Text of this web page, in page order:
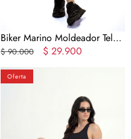
Biker Marino Moldeador Tela
Gruesa
Precio
regular
$ 90.000
Precio
$ 29.900
Biker
Pixeles
Oferta